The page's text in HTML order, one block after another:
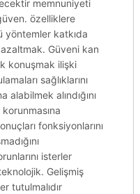
memnuniyeti
özelliklere
yöntemler katkıda
Güveni kan
konuşmak ilişki
sağlıklarını
alabilmek alındığını
fonksiyonlarını
isterler
Gelişmiş
tutulmalıdır